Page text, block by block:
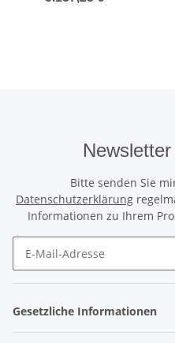
Bitte senden Sie
Datenschutzerklärung
Informationen zu Ihrem
Gesetzliche Informationen